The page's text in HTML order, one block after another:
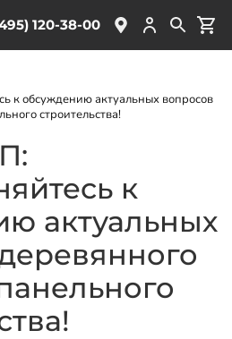
120-38-00
к обсуждению актуальных вопросов
строительства!
к
актуальных